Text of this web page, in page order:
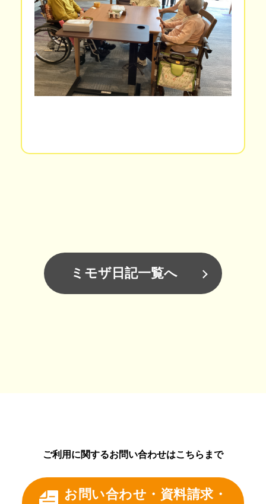
ミモザ日記一覧へ
ご利用に関するお問い合わせはこちらまで
お問い合わせ・資料請求・